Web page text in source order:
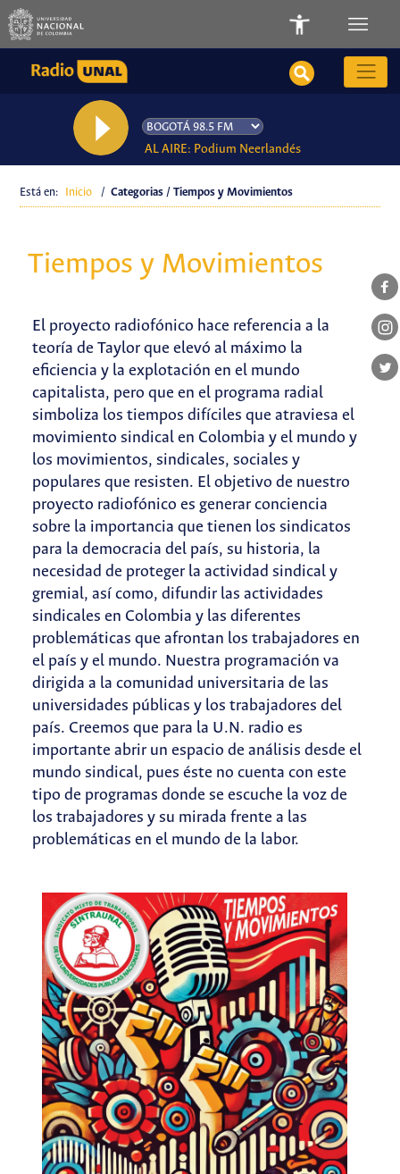
AL AIRE: Podium Neerlandés
Está en: Inicio / Categorias / Tiempos y Movimientos
Tiempos y Movimientos
El proyecto radiofónico hace referencia a la
teoría de Taylor que elevó al máximo la
eficiencia y la explotación en el mundo
capitalista, pero que en el programa radial
simboliza los tiempos difíciles que atraviesa el
movimiento sindical en Colombia y el mundo y
los movimientos, sindicales, sociales y
populares que resisten. El objetivo de nuestro
proyecto radiofónico es generar conciencia
sobre la importancia que tienen los sindicatos
para la democracia del país, su historia, la
necesidad de proteger la actividad sindical y
gremial, así como, difundir las actividades
sindicales en Colombia y las diferentes
problemáticas que afrontan los trabajadores en
el país y el mundo. Nuestra programación va
dirigida a la comunidad universitaria de las
universidades públicas y los trabajadores del
país. Creemos que para la U.N. radio es
importante abrir un espacio de análisis desde el
mundo sindical, pues éste no cuenta con este
tipo de programas donde se escuche la voz de
los trabajadores y su mirada frente a las
problemáticas en el mundo de la labor.